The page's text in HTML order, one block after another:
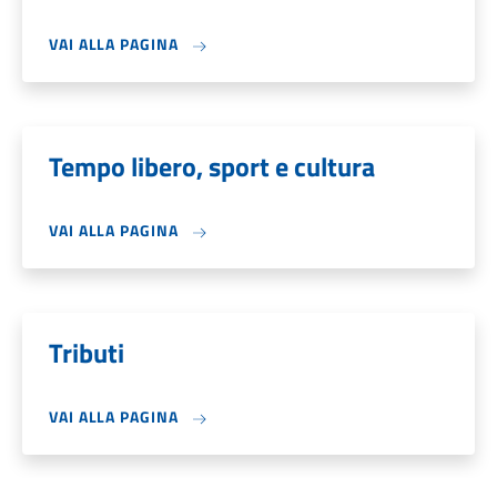
VAI ALLA PAGINA
Tempo libero, sport e cultura
VAI ALLA PAGINA
Tributi
VAI ALLA PAGINA